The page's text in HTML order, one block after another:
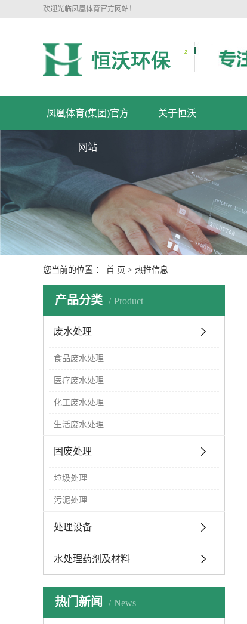
欢迎光临凤凰体育官方网站！
凤凰体育(集团)官方
网站
关于恒沃
您当前的位置 ： 首 页 > 热推信息
产品分类 Product
废水处理
食品废水处理
医疗废水处理
化工废水处理
生活废水处理
固废处理
垃圾处理
污泥处理
处理设备
水处理药剂及材料
热门新闻 News